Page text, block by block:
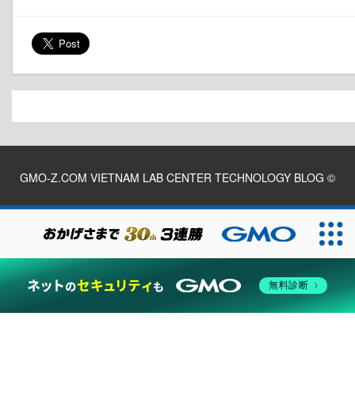
GMO-Z.COM VIETNAM LAB CENTER TECHNOLOGY BLOG ©
2026
無料診断